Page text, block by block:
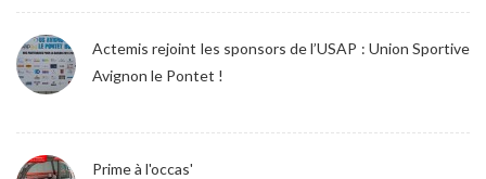
Actemis rejoint les sponsors de l’USAP : Union Sportive
Avignon le Pontet !
Prime à l'occas'